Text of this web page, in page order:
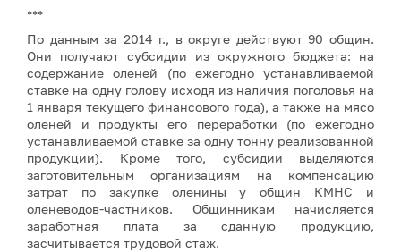
***
По данным за 2014 г., в округе действуют 90 общин.
Они получают субсидии из окружного бюджета: на
содержание оленей (по ежегодно устанавливаемой
ставке на одну голову исходя из наличия поголовья на
1 января текущего финансового года), а также на мясо
оленей и продукты его переработки (по ежегодно
устанавливаемой ставке за одну тонну реализованной
продукции). Кроме того, субсидии выделяются
заготовительным организациям на компенсацию
затрат по закупке оленины у общин КМНС и
оленеводов-частников. Общинникам начисляется
заработная плата за сданную продукцию,
засчитывается трудовой стаж.